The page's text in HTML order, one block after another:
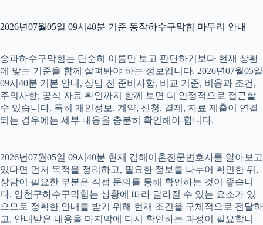
2026년07월05일 09시40분 기준 동작하수구막힘 마무리 안내
송파하수구막힘는 단순히 이름만 보고 판단하기보다 현재 상황
에 맞는 기준을 함께 살펴봐야 하는 정보입니다. 2026년07월05일
09시40분 기본 안내, 상담 전 준비사항, 비교 기준, 비용과 조건,
주의사항, 공식 자료 확인까지 함께 보면 더 안정적으로 접근할
수 있습니다. 특히 개인정보, 계약, 신청, 결제, 자료 제출이 연결
되는 경우에는 세부 내용을 충분히 확인해야 합니다.
2026년07월05일 09시40분 현재 김해이혼전문변호사를 알아보고
있다면 먼저 목적을 정리하고, 필요한 정보를 나누어 확인한 뒤,
상담이 필요한 부분은 직접 문의를 통해 확인하는 것이 좋습니
다. 양천구하수구막힘는 상황에 따라 달라질 수 있는 요소가 있
으므로 정확한 안내를 받기 위해 현재 조건을 구체적으로 전달하
고, 안내받은 내용을 마지막에 다시 확인하는 과정이 필요합니